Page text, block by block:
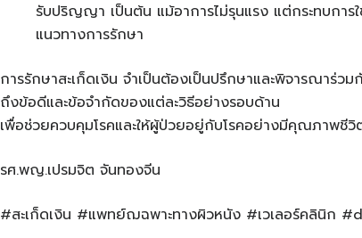
รับปริญญา เป็นต้น แม้อาการไม่รุนแรง แต่กระทบกา
แนวทางการรักษา
การรักษาสะเก็ดเงิน จำเป็นต้องเป็นปรึกษาและพิจารณาร่วม
ถึงข้อดีและข้อจำกัดของแต่ละวิธีอย่างรอบด้าน
เพื่อช่วยควบคุมโรคและให้ผู้ป่วยอยู่กับโรคอย่างมีคุณภาพชี
รศ.พญ.เปรมจิต จันทองจีน
#สะเก็ดเงิน #แพทย์ฌฉพาะทางผิวหนัง #เวเลอร์คลินิก